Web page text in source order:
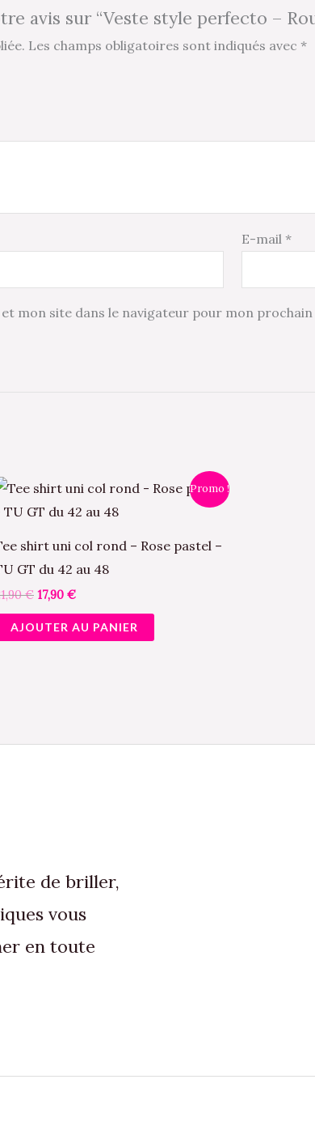
avis sur “Veste style perfecto –
Les champs obligatoires sont indiqués avec *
E-mail*
mon site dans le navigateur pour mon
Promo !
shirt uni col rond – Rose pastel –
GT du 42 au 48
€
Le
prix
initial
21,90 €.
17,90 €
Le
prix
actuel
17,90 €.
AJOUTER AU PANIER
de briller,
vous
en toute